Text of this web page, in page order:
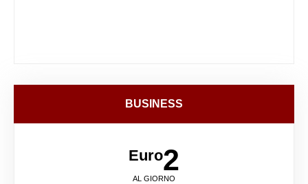
BUSINESS
Euro2
AL GIORNO